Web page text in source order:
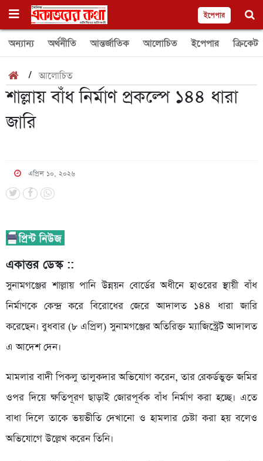
ইপেপার
অন্যান্য অর্থনীতি আন্তর্জাতিক আলোচিত ইপেপার ক্রিকেট
/আলোচিত
শাল্লায় বাঁধ নির্মাণ প্রকল্পে ১৪৪ ধারা
জারি
এপ্রিল ১০, ২০২৬
একাত্তর ডেস্ক ::
সুনামগঞ্জের শাল্লায় পানি উন্নয়ন বোর্ডের অধীনে হাওরের স্থায়ী বাঁধ
নির্মাণকে কেন্দ্র করে বিরোধের জেরে আদালত ১৪৪ ধারা জারি
করেছেন। বুধবার (৮ এপ্রিল) সুনামগঞ্জের অতিরিক্ত ম্যাজিস্ট্রেট আদালত
এ আদেশ দেন।
মামলার বাদী পিকলু তালুকদার অভিযোগ করেন, তার রেকর্ডভুক্ত জমির
ওপর দিয়ে ক্ষতিপূরণ ছাড়াই জোরপূর্বক বাঁধ নির্মাণ করা হচ্ছে। এতে
বাধা দিলে তাকে ভয়ভীতি দেখানো ও হামলার চেষ্টা করা হয় বলেও
অভিযোগে উল্লেখ করেন তিনি।